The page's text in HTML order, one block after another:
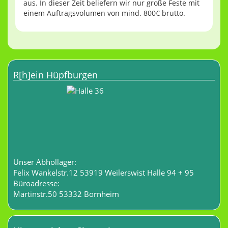
aus. In dieser Zeit beliefern wir nur große Feste mit
einem Auftragsvolumen von mind. 800€ brutto.
R[h]ein Hüpfburgen
Unser Abhollager:
Felix Wankelstr.12 53919 Weilerswist Halle 94 + 95
Büroadresse:
Martinstr.50 53332 Bornheim